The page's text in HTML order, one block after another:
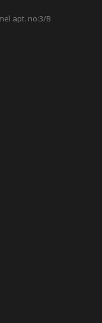
apt. no:3/B